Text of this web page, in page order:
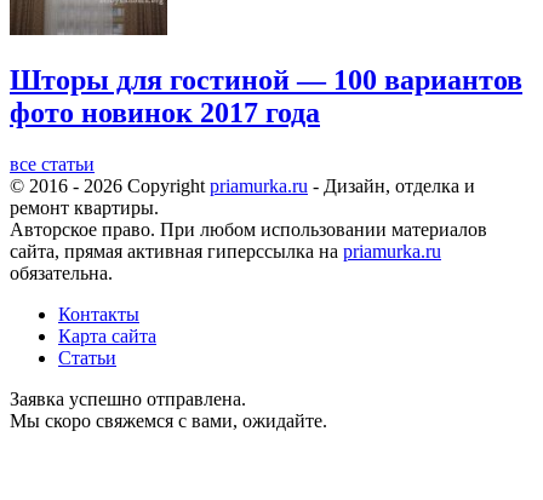
Шторы для гостиной — 100 вариантов
фото новинок 2017 года
все статьи
© 2016 - 2026 Copyright priamurka.ru - Дизайн, отделка и
ремонт квартиры.
Авторское право. При любом использовании материалов
сайта, прямая активная гиперссылка на priamurka.ru
обязательна.
Контакты
Карта сайта
Статьи
Заявка успешно отправлена.
Мы скоро свяжемся с вами, ожидайте.